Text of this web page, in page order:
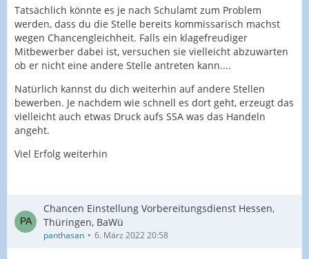
Tatsächlich könnte es je nach Schulamt zum Problem
werden, dass du die Stelle bereits kommissarisch machst
wegen Chancengleichheit. Falls ein klagefreudiger
Mitbewerber dabei ist, versuchen sie vielleicht abzuwarten
ob er nicht eine andere Stelle antreten kann....
Natürlich kannst du dich weiterhin auf andere Stellen
bewerben. Je nachdem wie schnell es dort geht, erzeugt das
vielleicht auch etwas Druck aufs SSA was das Handeln
angeht.
Viel Erfolg weiterhin
Chancen Einstellung Vorbereitungsdienst Hessen,
Thüringen, BaWü
panthasan 6. März 2022 20:58